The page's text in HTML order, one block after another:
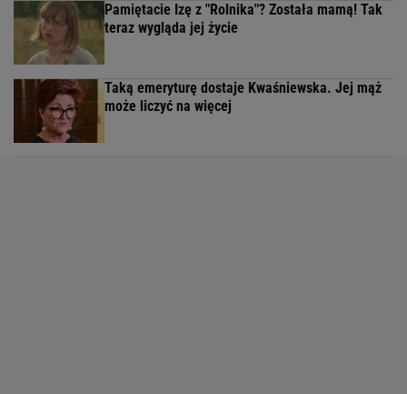
Pamiętacie Izę z "Rolnika"? Została mamą! Tak
teraz wygląda jej życie
Taką emeryturę dostaje Kwaśniewska. Jej mąż
może liczyć na więcej